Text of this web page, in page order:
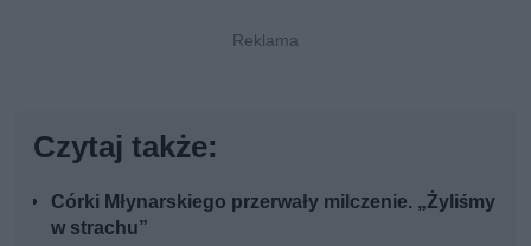
Czytaj także:
Córki Młynarskiego przerwały milczenie. „Żyliśmy
w strachu”